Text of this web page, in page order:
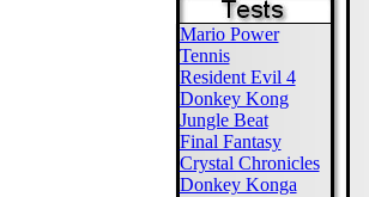
Mario Power
Tennis
Resident Evil 4
Donkey Kong
Jungle Beat
Final Fantasy
Crystal Chronicles
Donkey Konga